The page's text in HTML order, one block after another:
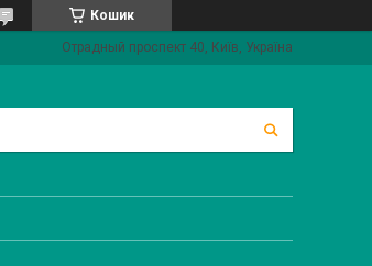
Кошик
Отрадный проспект 40, Київ, Україна